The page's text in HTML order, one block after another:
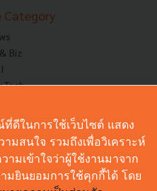
Category
Biz
On
ดีในการใช้เว็บไซต์ แสดง
มสนใจ รวมถึงเพื่อวิเคราะห์
ามเข้าใจว่าผู้ใช้งานมาจาก
มยินยอมการใช้คุกกี้ได้ โดย